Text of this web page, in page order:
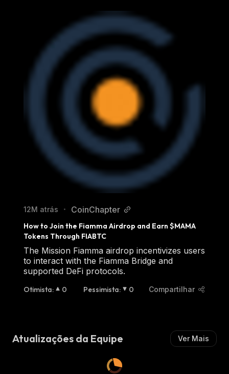
12M atrás • CoinChapter
How to Join the Fiamma Airdrop and Earn $MAMA
Tokens Through FIABTC
The Mission Fiamma airdrop incentivizes users
to interact with the Fiamma Bridge and
supported DeFi protocols.
Otimista: 0 Pessimista: 0 Compartilhar
Atualizações da Equipe Ver Mais